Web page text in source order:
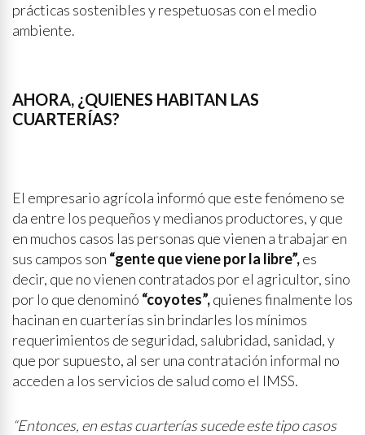
prácticas sostenibles y respetuosas con el medio
ambiente.
AHORA, ¿QUIENES HABITAN LAS
CUARTERÍAS?
El empresario agrícola informó que este fenómeno se
da entre los pequeños y medianos productores, y que
en muchos casos las personas que vienen a trabajar en
sus campos son “gente que viene por la libre”,es
decir, que no vienen contratados por el agricultor, sino
por lo que denominó “coyotes”,quienes finalmente los
hacinan en cuarterías sin brindarles los mínimos
requerimientos de seguridad, salubridad, sanidad, y
que por supuesto, al ser una contratación informal no
acceden a los servicios de salud como el IMSS.
“Entonces, en estas cuarterías sucede este tipo casos